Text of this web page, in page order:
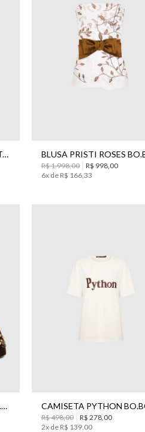
SAIA MARPERY ROSE CURTA BO.BÔ FEMININA
R$1.998,00 R$ 998, 00
6x de R$ 166, 33
BOLSA CECI GANACHE BO.BÔ FEMININA
R$498,00 R$ 278, 00
2x de R$ 139, 00